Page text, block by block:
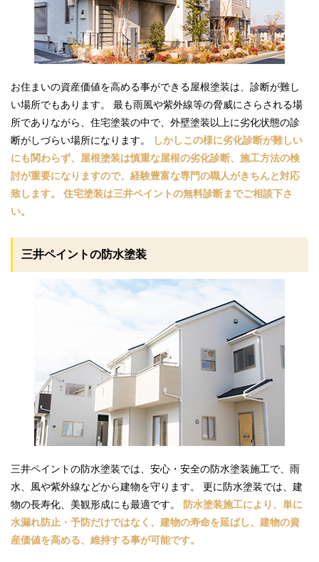
お住まいの資産価値を高める事ができる屋根塗装は、診断が難し
い場所でもあります。 最も雨風や紫外線等の脅威にさらされる場
所でありながら、住宅塗装の中で、外壁塗装以上に劣化状態の診
断がしづらい場所になります。
しかしこの様に劣化診断が難しい
にも関わらず、屋根塗装は慎重な屋根の劣化診断、施工方法の検
討が重要になりますので、経験豊富な専門の職人がきちんと対応
致します。 住宅塗装は三井ペイントの無料診断までご相談下さ
い。
三井ペイントの防水塗装
三井ペイントの防水塗装では、安心・安全の防水塗装施工で、雨
水、風や紫外線などから建物を守ります。 更に防水塗装では、建
物の長寿化、美観形成にも最適です。
防水塗装施工により、単に
水漏れ防止・予防だけではなく、建物の寿命を延ばし、建物の資
産価値を高める、維持する事が可能です。